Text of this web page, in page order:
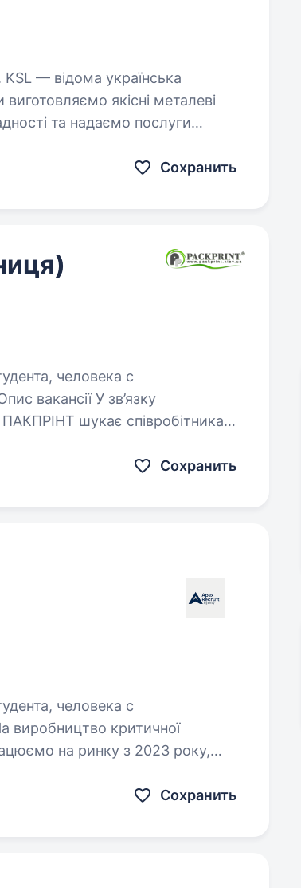
якісні металеві
та надаємо послуги
Сохранить
человека с
шукає співробітника
Сохранить
человека с
бухгалтера,…
Сохранить